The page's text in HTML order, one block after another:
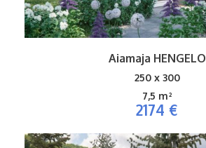
Aiamaja HENGELO
250 x 300
7,5 m²
2174 €